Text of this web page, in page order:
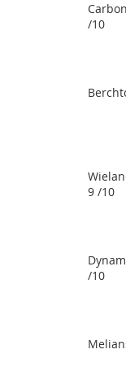
/10
9 /10
/10